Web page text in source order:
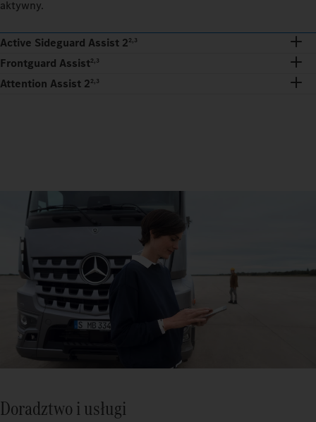
aktywny.
Active Sideguard Assist 22,3
Frontguard Assist2,3
Attention Assist 22,3
Doradztwo i usługi